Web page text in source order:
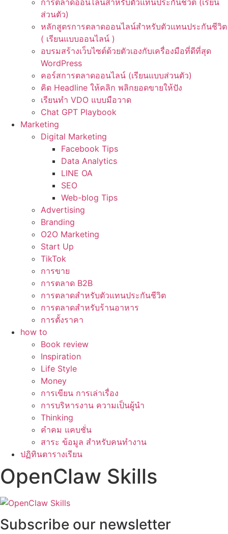
การตลาดออนไลน์สำหรับตัวแทนประกันชีวิต (เรียน
ส่วนตัว)
หลักสูตรการตลาดออนไลน์สำหรับตัวแทนประกันชีวิต
( เรียนแบบออนไลน์ )
อบรมสร้างเว็บไซต์ด้วยตัวเองกับเครื่องมือที่ดีที่สุด
WordPress
คอร์สการตลาดออนไลน์ (เรียนแบบส่วนตัว)
คิด Headline ให้คลิก พลิกยอดขายให้ปัง
เรียนทำ VDO แบบมือวาด
Chat GPT Playbook
Marketing
Digital Marketing
Facebook Tips
Data Analytics
LINE OA
SEO
Web-blog Tips
Advertising
Branding
O2O Marketing
Start Up
TikTok
การขาย
การตลาด B2B
การตลาดสำหรับตัวแทนประกันชีวิต
การตลาดสำหรับร้านอาหาร
การตั้งราคา
how to
Book review
Inspiration
Life Style
Money
การเขียน การเล่าเรื่อง
การบริหารงาน ความเป็นผู้นำ
Thinking
คำคม แคบชั่น
สาระ ข้อมูล สำหรับคนทำงาน
ปฏิทินตารางเรียน
OpenClaw Skills
Subscribe our newsletter